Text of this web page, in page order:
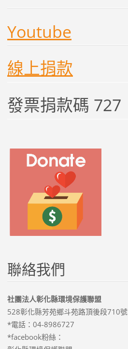
Youtube
線上捐款
發票捐款碼 727
聯絡我們
社團法人彰化縣環境保護聯盟
528彰化縣芳苑鄉斗苑路頂後段710號
*電話：04-8986727
*facebook粉絲：